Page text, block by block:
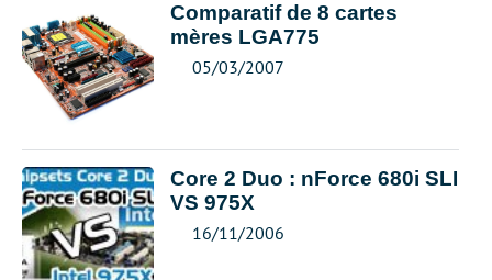
Comparatif de 8 cartes
mères LGA775
05/03/2007
Core 2 Duo : nForce 680i SLI
VS 975X
16/11/2006